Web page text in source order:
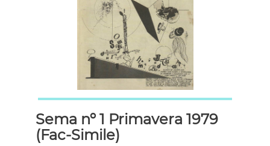
Sema nº 1 Primavera 1979
(Fac-Simile)